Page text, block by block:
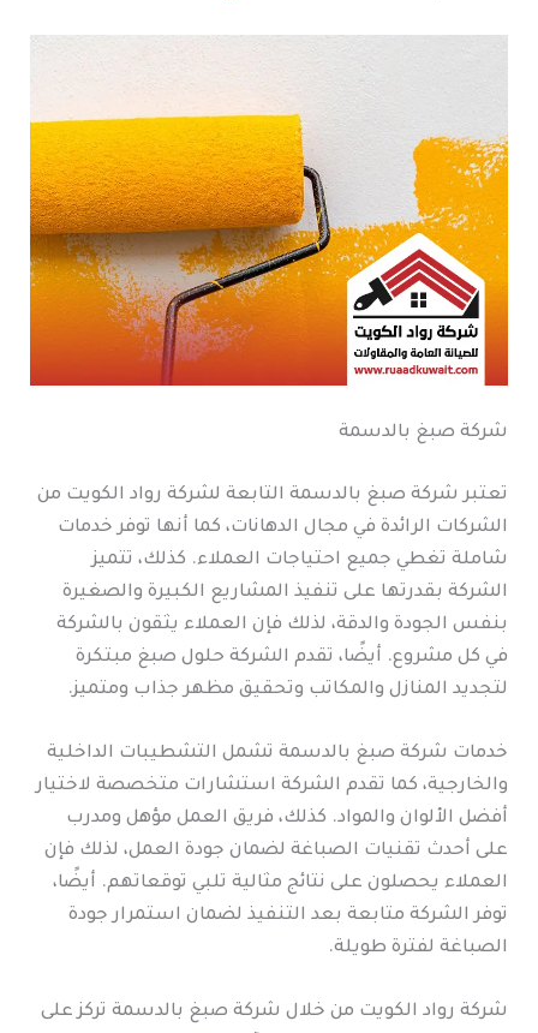
شركة صبغ بالدسمة
تعتبر شركة صبغ بالدسمة التابعة لشركة رواد الكويت من
الشركات الرائدة في مجال الدهانات، كما أنها توفر خدمات
شاملة تغطي جميع احتياجات العملاء. كذلك، تتميز
الشركة بقدرتها على تنفيذ المشاريع الكبيرة والصغيرة
بنفس الجودة والدقة، لذلك فإن العملاء يثقون بالشركة
في كل مشروع. أيضًا، تقدم الشركة حلول صبغ مبتكرة
لتجديد المنازل والمكاتب وتحقيق مظهر جذاب ومتميز.
خدمات شركة صبغ بالدسمة تشمل التشطيبات الداخلية
والخارجية، كما تقدم الشركة استشارات متخصصة لاختيار
أفضل الألوان والمواد. كذلك، فريق العمل مؤهل ومدرب
على أحدث تقنيات الصباغة لضمان جودة العمل، لذلك فإن
العملاء يحصلون على نتائج مثالية تلبي توقعاتهم. أيضًا،
توفر الشركة متابعة بعد التنفيذ لضمان استمرار جودة
الصباغة لفترة طويلة.
شركة رواد الكويت من خلال شركة صبغ بالدسمة تركز على